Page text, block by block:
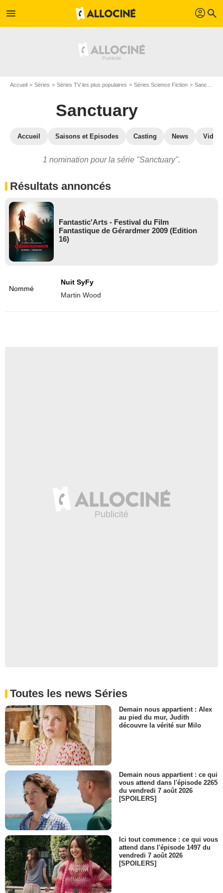
menu profil search
Accueil Séries Séries TV les plus populaires Séries Science Fiction Sanctuary
Sanctuary
Accueil Saisons et Episodes Casting News
1 nomination pour la série "Sanctuary".
Résultats annoncés
Fantastic'Arts - Festival du Film
Fantastique de Gérardmer 2009 (Edition
16)
Nommé
Nuit SyFy
Martin Wood
Toutes les news Séries
Demain nous appartient : Alex
au pied du mur, Judith
découvre la vérité sur Milo
Demain nous appartient : ce qui
vous attend dans l'épisode 2265
du vendredi 7 août 2026
[SPOILERS]
Ici tout commence : ce qui vous
attend dans l'épisode 1497 du
vendredi 7 août 2026
[SPOILERS]